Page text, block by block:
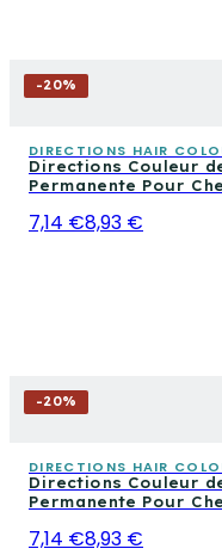
-20%
DIRECTIONS HAIR
Directions Couleur
Permanente Pour
7,14 €8,93 €
-20%
DIRECTIONS HAIR
Directions Couleur
Permanente Pour
7,14 €8,93 €